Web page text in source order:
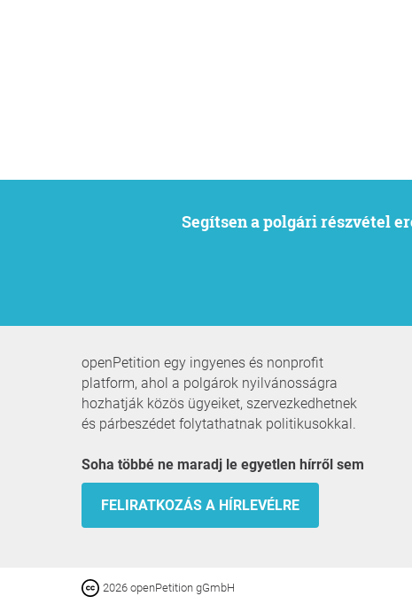
Segítsen a polgári részvétel
openPetition egy ingyenes és nonprofit
platform, ahol a polgárok nyilvánosságra
hozhatják közös ügyeiket, szervezkedhetnek
és párbeszédet folytathatnak politikusokkal.
Soha többé ne maradj le egyetlen hírről sem
FELIRATKOZÁS A HÍRLEVÉLRE
2026 openPetition gGmbH